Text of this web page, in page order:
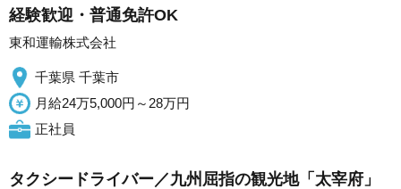
経験歓迎・普通免許OK
東和運輸株式会社
千葉県 千葉市
月給24万5,000円～28万円
正社員
タクシードライバー／九州屈指の観光地「太宰府」